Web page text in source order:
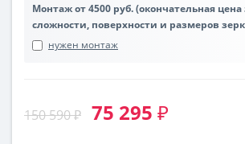
Монтаж от 4500 руб. (окончательная
сложности, поверхности и размеров
нужен монтаж
150 590 ₽ 75 295 ₽